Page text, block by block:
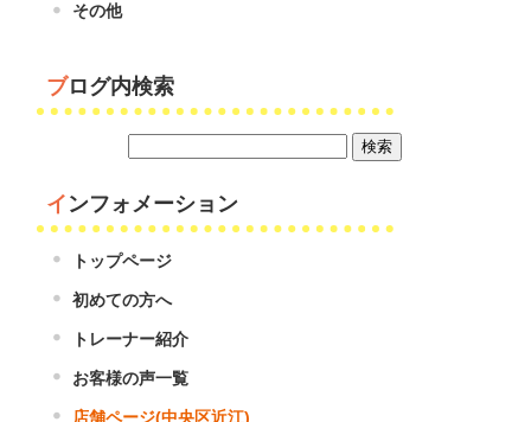
その他
ブログ内検索
インフォメーション
トップページ
初めての方へ
トレーナー紹介
お客様の声一覧
店舗ページ(中央区近江)